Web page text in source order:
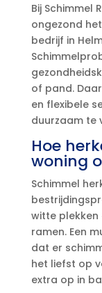
Bij Schimmel
ongezond
bedrijf in
of pand.​
en flexibele
duurzaam te
Hoe
woning
Schimmel
witte
ramen.​ Een
dat er
het liefst op
extra op in